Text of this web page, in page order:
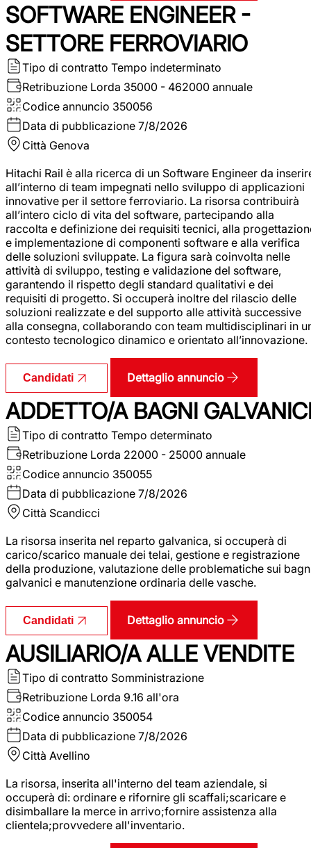
SOFTWARE ENGINEER -
SETTORE FERROVIARIO
Tipo di contratto Tempo indeterminato
Retribuzione Lorda 35000 - 462000 annuale
Codice annuncio 350056
Data di pubblicazione 7/8/2026
Città Genova
Hitachi Rail è alla ricerca di un Software Engineer da
all’interno di team impegnati nello sviluppo di applicazioni
innovative per il settore ferroviario. La risorsa contribuirà
all’intero ciclo di vita del software, partecipando alla
raccolta e definizione dei requisiti tecnici, alla
e implementazione di componenti software e alla verifica
delle soluzioni sviluppate. La figura sarà coinvolta nelle
attività di sviluppo, testing e validazione del software,
garantendo il rispetto degli standard qualitativi e dei
requisiti di progetto. Si occuperà inoltre del rilascio delle
soluzioni realizzate e del supporto alle attività successive
alla consegna, collaborando con team multidisciplinari in
contesto tecnologico dinamico e orientato all’innovazione.
Candidati Dettaglio annuncio
ADDETTO/A BAGNI
Tipo di contratto Tempo determinato
Retribuzione Lorda 22000 - 25000 annuale
Codice annuncio 350055
Data di pubblicazione 7/8/2026
Città Scandicci
La risorsa inserita nel reparto galvanica, si occuperà di
carico/scarico manuale dei telai, gestione e registrazione
della produzione, valutazione delle problematiche sui
galvanici e manutenzione ordinaria delle vasche.
Candidati Dettaglio annuncio
AUSILIARIO/A ALLE VENDITE
Tipo di contratto Somministrazione
Retribuzione Lorda 9.16 all'ora
Codice annuncio 350054
Data di pubblicazione 7/8/2026
Città Avellino
La risorsa, inserita all'interno del team aziendale, si
occuperà di: ordinare e rifornire gli scaffali;scaricare e
disimballare la merce in arrivo;fornire assistenza alla
clientela;provvedere all'inventario.